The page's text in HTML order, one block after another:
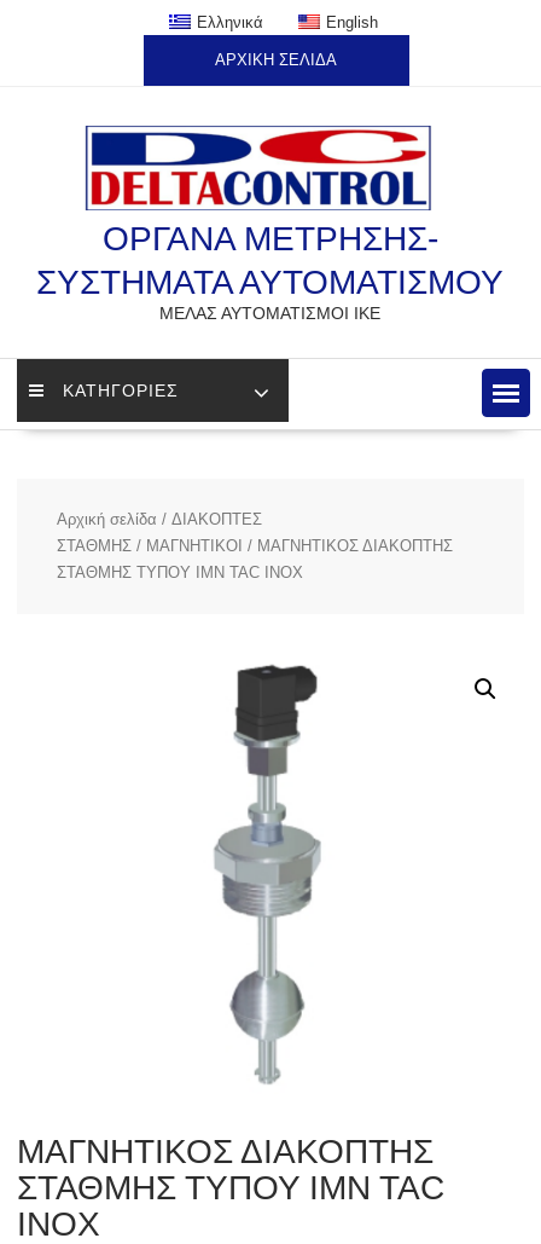
Ελληνικά English
ΑΡΧΙΚΗ ΣΕΛΙΔΑ
ΟΡΓΑΝΑ ΜΕΤΡΗΣΗΣ-
ΣΥΣΤΗΜΑΤΑ ΑΥΤΟΜΑΤΙΣΜΟΥ
ΜΕΛΑΣ ΑΥΤΟΜΑΤΙΣΜΟΙ ΙΚΕ
ΚΑΤΗΓΟΡΙΕΣ
Αρχική σελίδα / ΔΙΑΚΟΠΤΕΣ
ΣΤΑΘΜΗΣ/ ΜΑΓΝΗΤΙΚΟΙ / ΜΑΓΝΗΤΙΚΟΣ ΔΙΑΚΟΠΤΗΣ
ΣΤΑΘΜΗΣ ΤΥΠΟΥ IMN TAC INOX
ΜΑΓΝΗΤΙΚΟΣ ΔΙΑΚΟΠΤΗΣ
ΣΤΑΘΜΗΣ ΤΥΠΟΥ IMN TAC
INOX